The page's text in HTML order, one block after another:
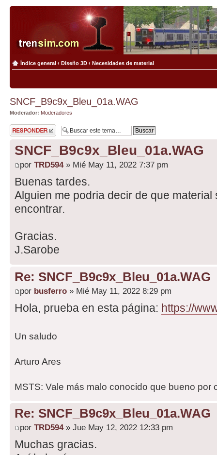
Índice general ‹ Diseño 3D ‹ Necesidades de material
SNCF_B9c9x_Bleu_01a.WAG
Moderador: Moderadores
Publicar una
respuesta
SNCF_B9c9x_Bleu_01a.WAG
por TRD594» Mié May 11, 2022 7:37 pm
Buenas tardes.
Alguien me podria decir de que
encontrar.
Gracias.
J.Sarobe
Re: SNCF_B9c9x_Bleu_01a.WAG
por busferro » Mié May 11, 2022 8:29 pm
Hola, prueba en esta página: https://
Un saludo
Arturo Ares
MSTS: Vale más malo conocido que bueno por
Re: SNCF_B9c9x_Bleu_01a.WAG
por TRD594» Jue May 12, 2022 12:33 pm
Muchas gracias.